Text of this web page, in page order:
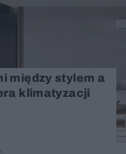
między stylem a
klimatyzacji